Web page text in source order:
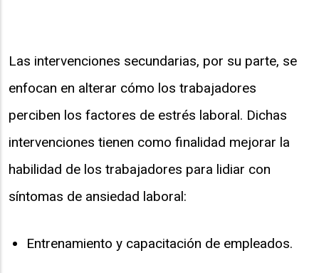
Las intervenciones secundarias, por su parte, se
enfocan en alterar cómo los trabajadores
perciben los factores de estrés laboral. Dichas
intervenciones tienen como finalidad mejorar la
habilidad de los trabajadores para lidiar con
síntomas de ansiedad laboral:
Entrenamiento y capacitación de empleados.